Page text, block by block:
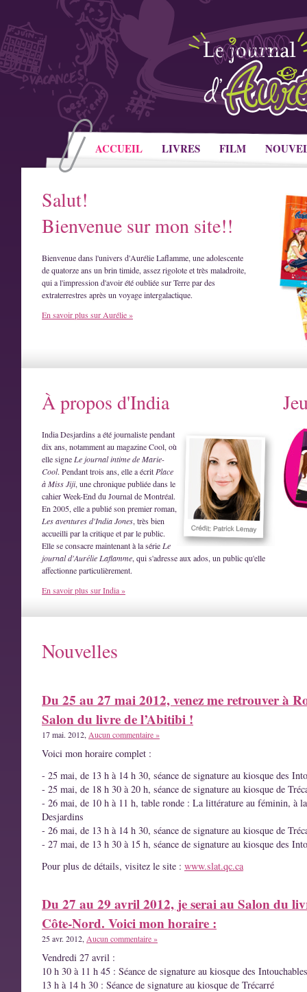
ACCUEIL LIVRES FILM
Salut!
Bienvenue sur mon site!!
Bienvenue dans l'univers d'Aurélie Laflamme, une adolescente
de quatorze ans un brin timide, assez rigolote et très maladroite,
qui a l'impression d'avoir été oubliée sur Terre par des
extraterrestres après un voyage intergalactique.
En savoir plus sur Aurélie »
À propos d'India
India Desjardins a été journaliste pendant
dix ans, notamment au magazine Cool, où
elle signe Le journal intime de Marie-
Cool. Pendant trois ans, elle a écrit Place
à Miss Jiji, une chronique publiée dans le
cahier Week-End du Journal de Montréal.
En 2005, elle a publié son premier roman,
Les aventures d'India Jones, très bien
accueilli par la critique et par le public.
Elle se consacre maintenant à la série Le
journal d'Aurélie Laflamme, qui s'adresse aux ados, un public qu'elle
affectionne particulièrement.
En savoir plus sur India »
Nouvelles
Du 25 au 27 mai 2012, venez me retrouver à
Salon du livre de l’Abitibi !
17 mai. 2012, Aucun commentaire »
Voici mon horaire complet :
- 25 mai, de 13 h à 14 h 30, séance de signature au kiosque des
- 25 mai, de 18 h 30 à 20 h, séance de signature au kiosque de
- 26 mai, de 10 h à 11 h, table ronde : La littérature au féminin, à
Desjardins
- 26 mai, de 13 h à 14 h 30, séance de signature au kiosque de
- 27 mai, de 13 h 30 à 15 h, séance de signature au kiosque des
Pour plus de détails, visitez le site : www.slat.qc.ca
Du 27 au 29 avril 2012, je serai au Salon du
Côte-Nord. Voici mon horaire :
25 avr. 2012, Aucun commentaire »
Vendredi 27 avril :
10 h 30 à 11 h 45 : Séance de signature au kiosque des Intouchables
13 h à 14 h 30 : Séance de signature au kiosque de Trécarré